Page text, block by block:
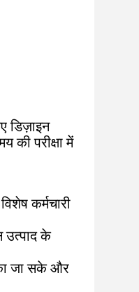
डिज़ाइन
की परीक्षा में
कर्मचारी
उत्पाद के
जा सके और